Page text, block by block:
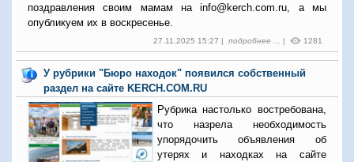
поздравления своим мамам на info@kerch.com.ru, а мы
опубликуем их в воскресенье.
27.11.2025 15:27 | подробнее ... | 1281
У рубрики "Бюро находок" появился собственный
раздел на сайте KERCH.COM.RU
Рубрика настолько востребована,
что назрела необходимость
упорядочить объявления об
утерях и находках на сайте